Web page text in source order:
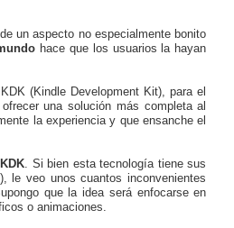
un aspecto no especialmente bonito
hace que los usuarios la hayan
(Kindle Development Kit), para el
una solución más completa al
la experiencia y que ensanche el
. Si bien esta tecnología tiene sus
le veo unos cuantos inconvenientes
que la idea será enfocarse en
o animaciones.